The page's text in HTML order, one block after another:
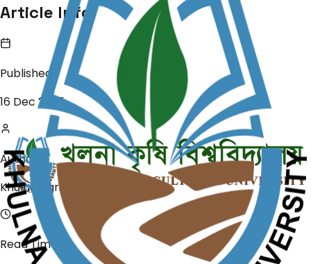
Article Info
Published
16 Dec 2025
Author
Khulna Agricultural University
Read Time